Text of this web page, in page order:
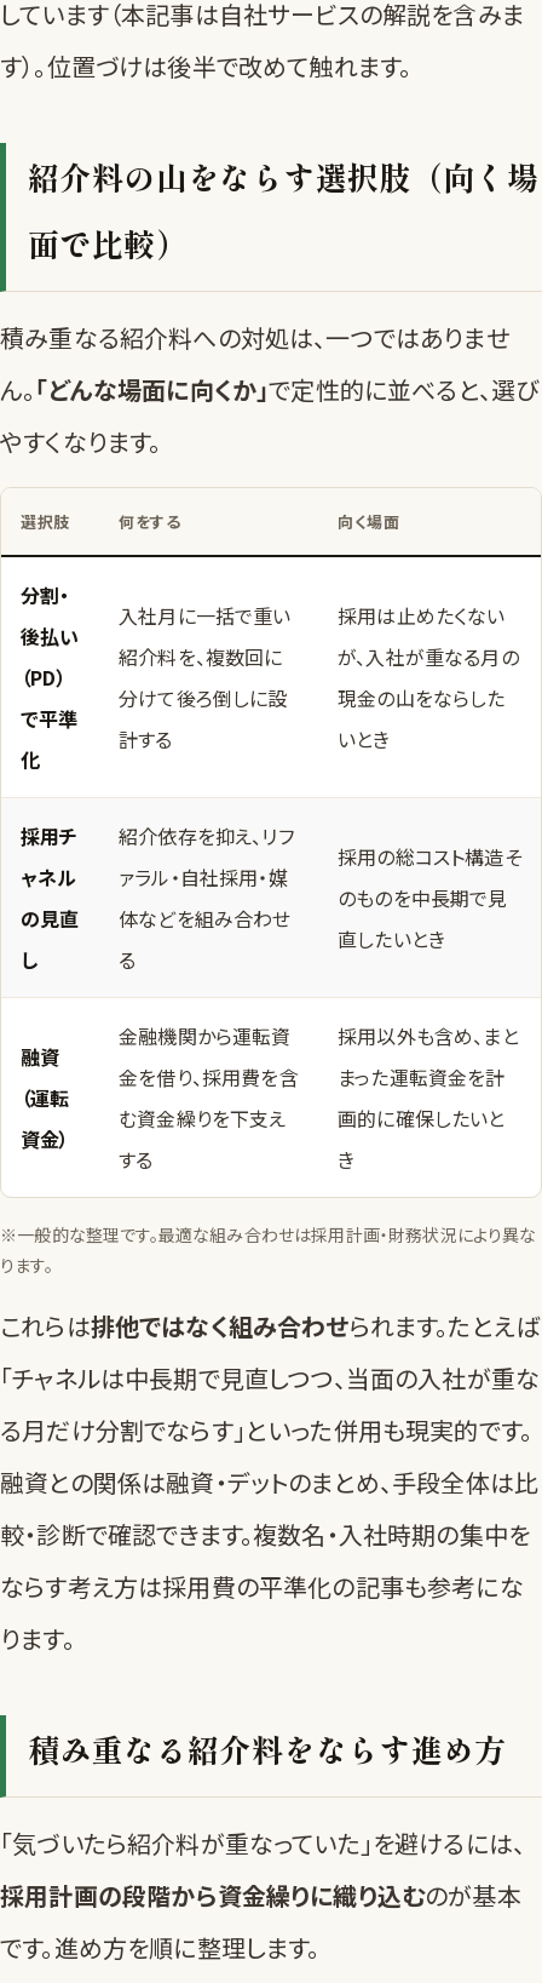
しています（本記事は自社サービスの解説を含みま
す）。位置づけは後半で改めて触れます。
紹介料の山をならす選択肢（向く場
面で比較）
積み重なる紹介料への対処は、一つではありませ
ん。「どんな場面に向くか」で定性的に並べると、選び
やすくなります。
選択肢 何をする 向く場面
分割・
後払い
（PD）
で平準
化
入社月に一括で重い
紹介料を、複数回に
分けて後ろ倒しに設
計する
採用は止めたくない
が、入社が重なる月の
現金の山をならした
いとき
採用チ
ャネル
の見直
し
紹介依存を抑え、リフ
ァラル・自社採用・媒
体などを組み合わせ
る
採用の総コスト構造そ
のものを中長期で見
直したいとき
融資
（運転
資金）
金融機関から運転資
金を借り、採用費を含
む資金繰りを下支え
する
採用以外も含め、まと
まった運転資金を計
画的に確保したいと
き
※一般的な整理です。最適な組み合わせは採用計画・財務状況により異な
ります。
これらは排他ではなく組み合わせられます。たとえば
「チャネルは中長期で見直しつつ、当面の入社が重な
る月だけ分割でならす」といった併用も現実的です。
融資との関係は融資・デットのまとめ、手段全体は比
較・診断で確認できます。複数名・入社時期の集中を
ならす考え方は採用費の平準化の記事も参考にな
ります。
積み重なる紹介料をならす進め方
「気づいたら紹介料が重なっていた」を避けるには、
採用計画の段階から資金繰りに織り込むのが基本
です。進め方を順に整理します。